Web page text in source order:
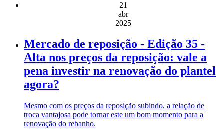
21
abr
2025
Mercado de reposição - Edição 35 -
Alta nos preços da reposição: vale a
pena investir na renovação do plantel
agora?
Mesmo com os preços da reposição subindo, a relação de
troca vantajosa pode tornar este um bom momento para a
renovação do rebanho.